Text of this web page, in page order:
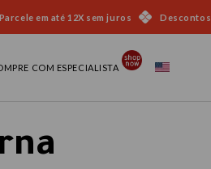
Parcele em até 12X sem juros
COM ESPECIALISTA